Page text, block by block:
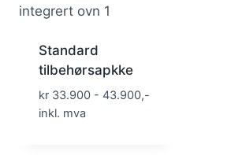
Standard
tilbehørsapkke
kr 33.900 - 43.900,-
inkl. mva